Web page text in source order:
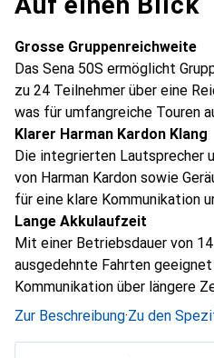
Grosse Gruppenreichweite
Das Sena 50S ermöglicht
zu 24 Teilnehmer über eine
was für umfangreiche Touren
Klarer Harman Kardon Klang
Die integrierten Lautsprecher
von Harman Kardon sowie
für eine klare Kommunikation
Lange Akkulaufzeit
Mit einer Betriebsdauer von
ausgedehnte Fahrten
Kommunikation über längere
Zur Beschreibung·Zu den